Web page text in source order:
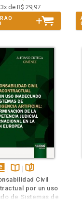
de R$ 29,97
AO
Disponível
na
B.V.
páginas
Civil
por un uso
de Sistemas de